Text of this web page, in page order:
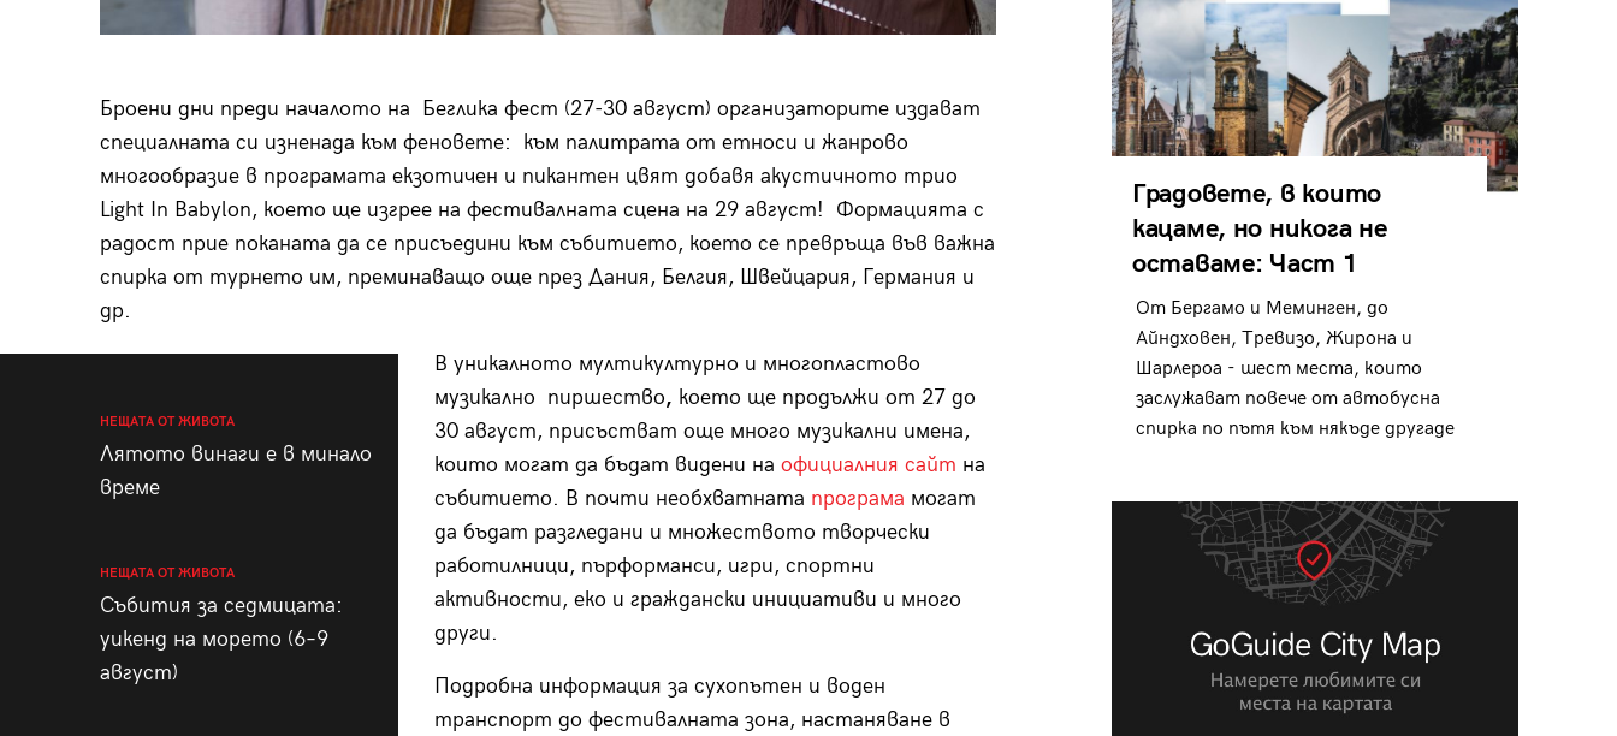
Броени дни преди началото на Беглика фест (27-30 август) организаторите издават
специалната си изненада към феновете: към палитрата от етноси и жанрово
многообразие в програмата екзотичен и пикантен цвят добавя акустичното трио
Light In Babylon, което ще изгрее на фестивалната сцена на 29 август! Формацията с
радост прие поканата да се присъедини към събитието, което се превръща във важна
спирка от турнето им, преминаващо още през Дания, Белгия, Швейцария, Германия и
др.
НЕЩАТА ОТ ЖИВОТА
Лятото винаги е в минало
време
НЕЩАТА ОТ ЖИВОТА
Събития за седмицата:
уикенд на морето (6–9
август)
В уникалното мултикултурно и многопластово
музикално пиршество, което ще продължи от 27 до
30 август, присъстват още много музикални имена,
които могат да бъдат видени на официалния сайт на
събитието. В почти необхватната програма могат
да бъдат разгледани и множеството творчески
работилници, пърформанси, игри, спортни
активности, еко и граждански инициативи и много
други.
Подробна информация за сухопътен и воден
транспорт до фестивалната зона, настаняване в
Градовете, в които
кацаме, но никога не
оставаме: Част 1
От Бергамо и Меминген, до
Айндховен, Тревизо, Жирона и
Шарлероа - шест места, които
заслужават повече от автобусна
спирка по пътя към някъде другаде